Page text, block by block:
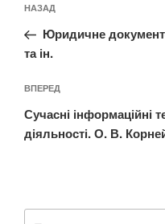
записів
Попередній
запис:
НАЗАД
Юридичне
та ін.
Наступний
запис
ВПЕРЕД
Сучасні інформаційні
діяльності. О. В.